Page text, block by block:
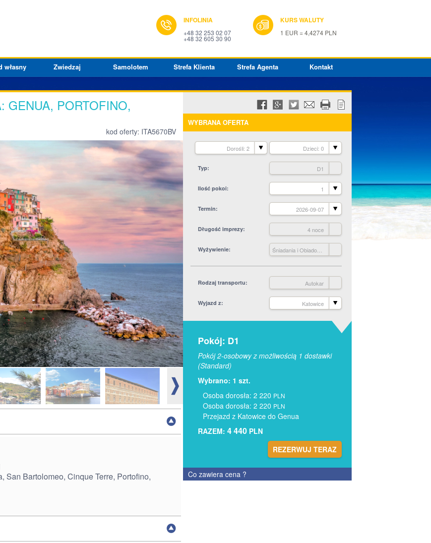
INFOLINIA
+48 32 253 02 07
+48 32 605 30 90
KURS WALUTY
1 EUR = 4,4274 PLN
własny Zwiedzaj Samolotem Strefa Klienta Strefa Agenta Kontakt
GENUA, PORTOFINO,
kod oferty: ITA5670BV
WYBRANA OFERTA
Dorośli: 2 Dzieci: 0
Typ D1
Ilość pokoi 1
Termin 2026-09-07
Długość imprezy 4 noce
Wyżywienie
Rodzaj transportu Autokar
Wyjazd z Katowice
Pokój: D1
Pokój 2-osobowy z możliwością 1 dostawki
(Standard)
Wybrano: 1 szt.
Osoba dorosła: 2 220 PLN
Osoba dorosła: 2 220 PLN
Przejazd z Katowice do Genua
RAZEM: 4 440 PLN
REZERWUJ TERAZ
Co zawiera cena ?
San Bartolomeo, Cinque Terre, Portofino,